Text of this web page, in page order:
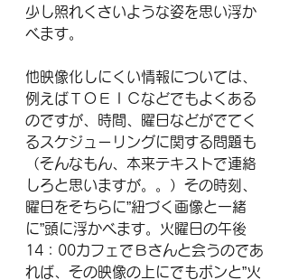
少し照れくさいような姿を思い浮か
べます。
他映像化しにくい情報については、
例えばＴＯＥＩＣなどでもよくある
のですが、時間、曜日などがでてく
るスケジューリングに関する問題も
（そんなもん、本来テキストで連絡
しろと思いますが。。）その時刻、
曜日をそちらに”紐づく画像と一緒
に”頭に浮かべます。火曜日の午後
14：00カフェでＢさんと会うのであ
れば、その映像の上にでもポンと”火